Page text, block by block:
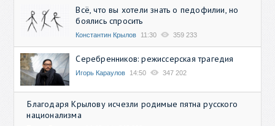
Всё, что вы хотели знать о педофилии, но
боялись спросить
Константин Крылов 11:30 359 233
Серебренников: режиссерская трагедия
Игорь Караулов 14:50 347 202
Благодаря Крылову исчезли родимые пятна русского
национализма